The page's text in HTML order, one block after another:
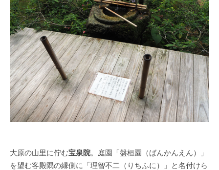
大原の山里に佇む宝泉院。庭園「盤桓園（ばんかんえん）」
を望む客殿隅の縁側に「理智不二（りちふに）」と名付けら